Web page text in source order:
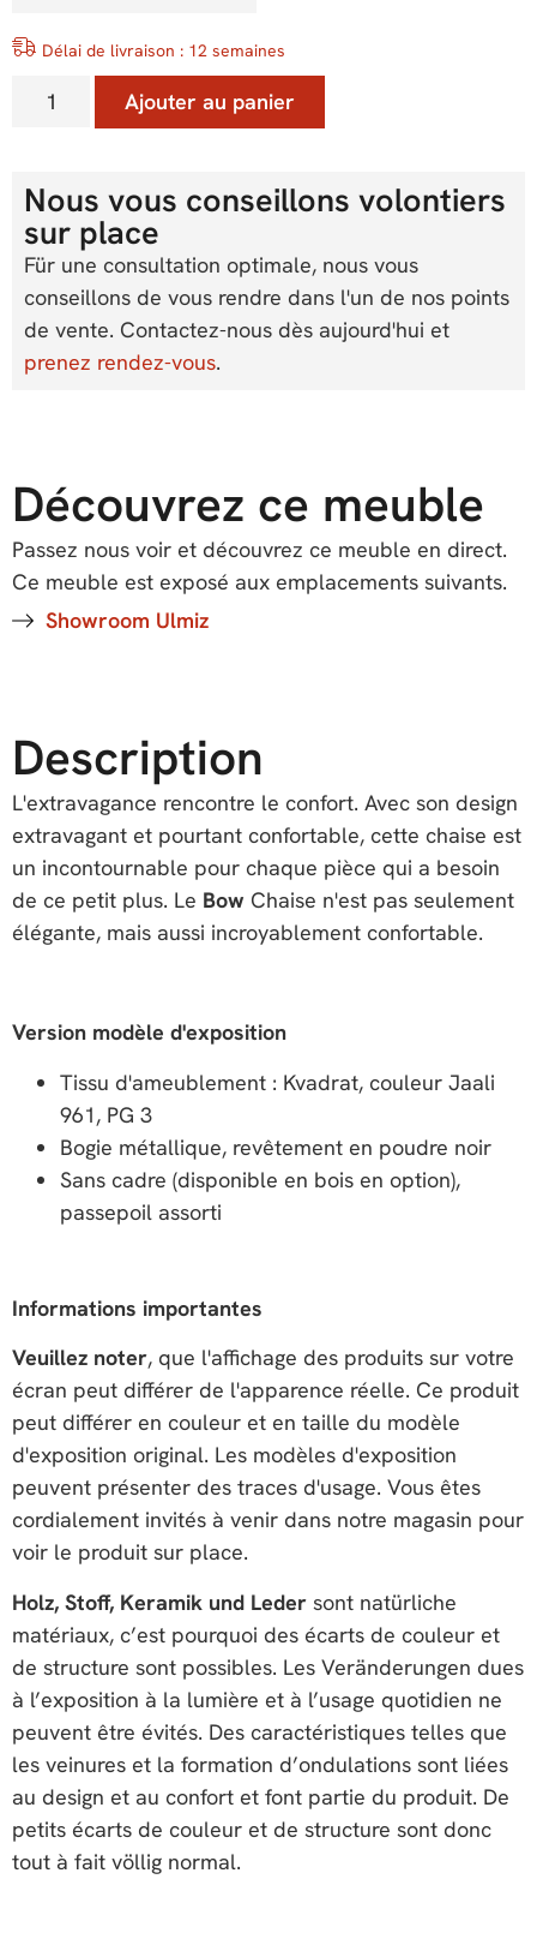
Délai de livraison : 12 semaines
Ajouter au panier
Nous vous conseillons volontiers
sur place
Für une consultation optimale, nous vous
conseillons de vous rendre dans l'un de nos points
de vente. Contactez-nous dès aujourd'hui et
prenez rendez-vous.
Découvrez ce meuble
Passez nous voir et découvrez ce meuble en direct.
Ce meuble est exposé aux emplacements suivants.
Showroom Ulmiz
Description
L'extravagance rencontre le confort. Avec son design
extravagant et pourtant confortable, cette chaise est
un incontournable pour chaque pièce qui a besoin
de ce petit plus. Le Bow Chaise n'est pas seulement
élégante, mais aussi incroyablement confortable.
Version modèle d'exposition
Tissu d'ameublement : Kvadrat, couleur Jaali
961, PG 3
Bogie métallique, revêtement en poudre noir
Sans cadre (disponible en bois en option),
passepoil assorti
Informations importantes
Veuillez noter, que l'affichage des produits sur votre
écran peut différer de l'apparence réelle. Ce produit
peut différer en couleur et en taille du modèle
d'exposition original. Les modèles d'exposition
peuvent présenter des traces d'usage. Vous êtes
cordialement invités à venir dans notre magasin pour
voir le produit sur place.
Holz, Stoff, Keramik und Leder sont natürliche
matériaux, c’est pourquoi des écarts de couleur et
de structure sont possibles. Les Veränderungen dues
à l’exposition à la lumière et à l’usage quotidien ne
peuvent être évités. Des caractéristiques telles que
les veinures et la formation d’ondulations sont liées
au design et au confort et font partie du produit. De
petits écarts de couleur et de structure sont donc
tout à fait völlig normal.